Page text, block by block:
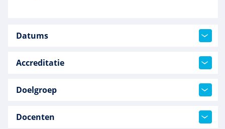
Datums
Accreditatie
Doelgroep
Docenten